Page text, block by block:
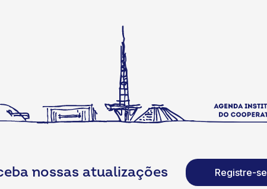
nossas atualizações Registre-se